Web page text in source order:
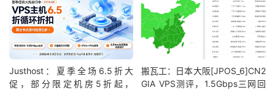
Justhost：夏季全场6.5折大
促，部分限定机房5折起，
搬瓦工：日本大阪[JPOS_6]CN2
GIA VPS测评，1.5Gbps三网回